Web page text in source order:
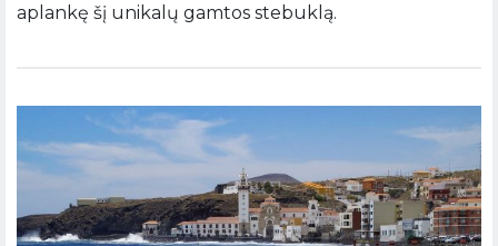
aplankę šį unikalų gamtos stebuklą.